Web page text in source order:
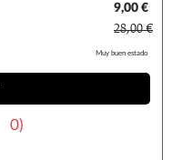
9,00 €
28,00 €
Muy buen estado
0)